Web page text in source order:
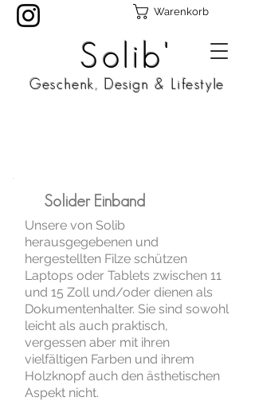
Warenkorb
Solib'
Geschenk, Design & Lifestyle
Solider Einband
Unsere von Solib
herausgegebenen und
hergestellten Filze schützen
Laptops oder Tablets zwischen 11
und 15 Zoll und/oder dienen als
Dokumentenhalter. Sie sind sowohl
leicht als auch praktisch,
vergessen aber mit ihren
vielfältigen Farben und ihrem
Holzknopf auch den ästhetischen
Aspekt nicht.